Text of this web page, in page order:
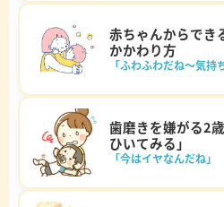
赤ちゃんからでき
かかわり方
「ふわふわだね～気持
歯磨きを嫌がる2
ひいてみる」
「今はイヤなんだね」